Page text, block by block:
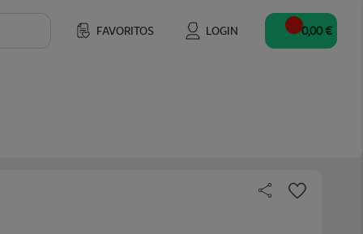
FAVORITOS LOGIN 0,00 €